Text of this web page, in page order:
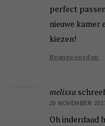
perfect
nieuwe kamer
kiezen!
Beantwoorden
melissa
20 NOVEMBER
Oh inderdaad